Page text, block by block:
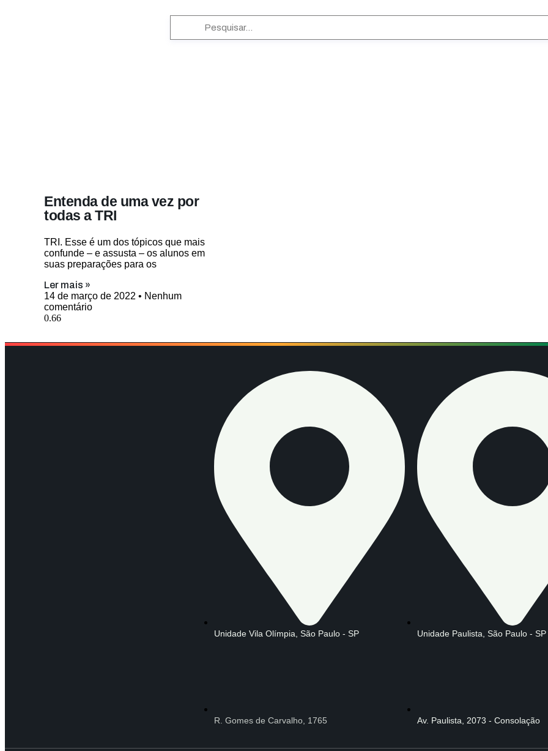
Entenda de uma vez por
todas a TRI
TRI. Esse é um dos tópicos que mais
confunde – e assusta – os alunos em
suas preparações para os
Ler mais »
14 de março de 2022
Nenhum
comentário
Unidade Vila Olímpia, São Paulo - SP
R. Gomes de Carvalho, 1765
Unidade Paulista, São Paulo - SP
Av. Paulista, 2073 - Consolação